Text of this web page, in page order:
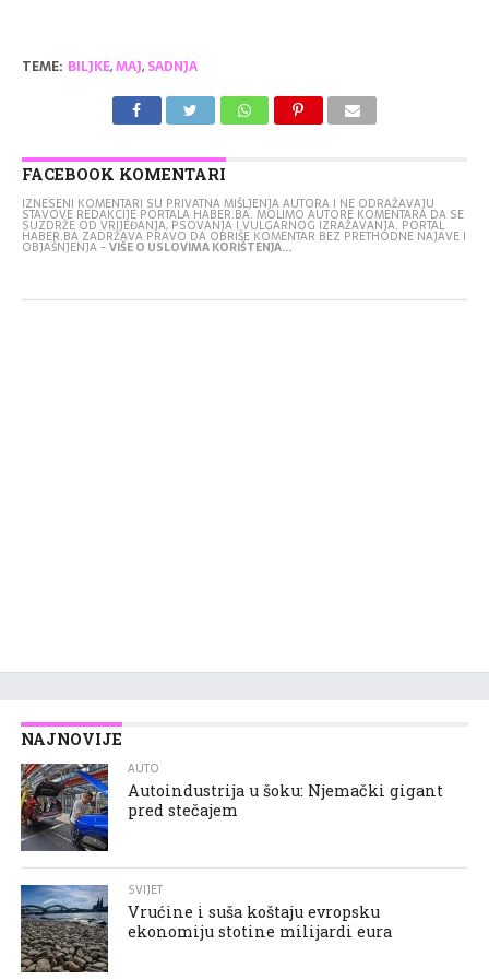
TEME: BILJKE,MAJ, SADNJA
FACEBOOK KOMENTARI
IZNESENI KOMENTARI SU PRIVATNA MIŠLJENJA AUTORA I NE ODRAŽAVAJU
STAVOVE REDAKCIJE PORTALA HABER.BA. MOLIMO AUTORE KOMENTARA DA SE
SUZDRŽE OD VRIJEĐANJA, PSOVANJA I VULGARNOG IZRAŽAVANJA. PORTAL
HABER.BA ZADRŽAVA PRAVO DA OBRIŠE KOMENTAR BEZ PRETHODNE NAJAVE I
OBJAŠNJENJA -VIŠE O USLOVIMA KORIŠTENJA...
NAJNOVIJE
AUTO
Autoindustrija u šoku: Njemački gigant
pred stečajem
SVIJET
Vrućine i suša koštaju evropsku
ekonomiju stotine milijardi eura